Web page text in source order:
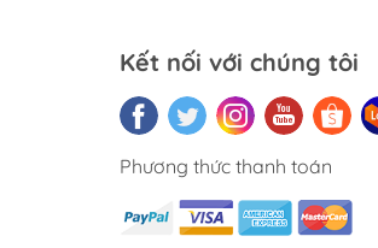
Kết nối với chúng tôi
Phương thức thanh toán